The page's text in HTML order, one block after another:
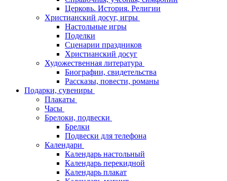
Церковь. История. Религии
Христианский досуг, игры
Настольные игры
Поделки
Сценарии праздников
Христианский досуг
Художественная литература
Биографии, свидетельства
Рассказы, повести, романы
Подарки, сувениры
Плакаты
Часы
Брелоки, подвески
Брелки
Подвески для телефона
Календари
Календарь настольный
Календарь перекидной
Календарь плакат